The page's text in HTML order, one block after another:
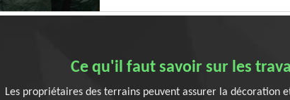
Ce qu'il faut savoir sur les
Les propriétaires des terrains peuvent assurer la décoration